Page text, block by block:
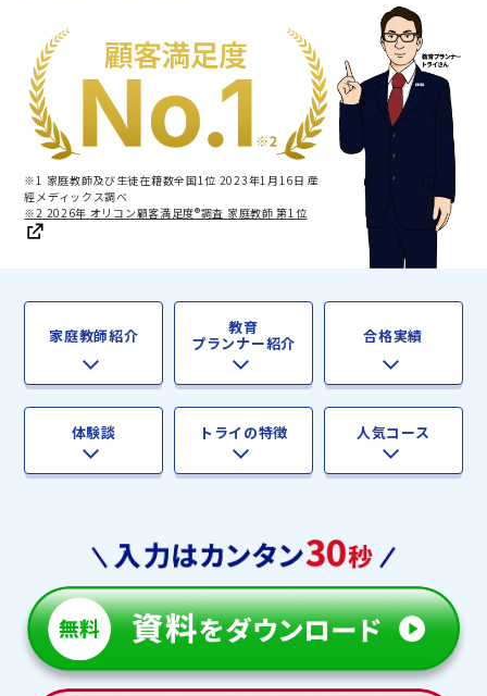
※1 家庭教師及び生徒在籍数全国1位 2023年1月16日 産
經メディックス調べ
※2 2026年 オリコン顧客満足度®調査 家庭教師 第1位
家庭教師紹介 教育
プランナー紹介 合格実績
体験談 トライの特徴 人気コース